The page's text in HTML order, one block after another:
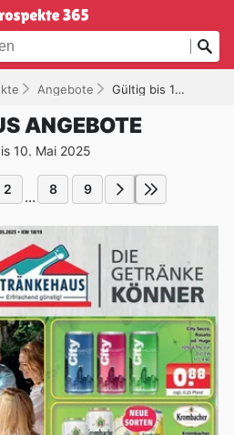
Angebote Gültig bis 10.05.2025
ANGEBOTE
10. Mai 2025
2 ... 8 9